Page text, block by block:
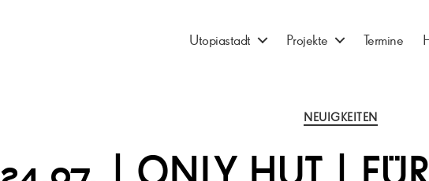
Utopiastadt Projekte Termine
Kategorien
NEUIGKEITEN
24.07. | ONLY HUT |